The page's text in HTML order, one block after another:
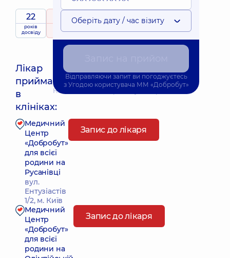
22
років
досвіду
5 / 5
на підставі
314 відгуків
дітей
Лікар
приймає
в
клініках:
Найближчий час прийому: Завтра о 10:00
Медичний
Центр
«Добробут»
для всієї
родини на
Русанівці
вул.
Ентузіастів
1/2, м. Київ
Запис до лікаря
Медичний
Центр
«Добробут»
для всієї
родини на
Запис до лікаря
Оберіть дату / час візиту
Відправляючи запит ви погоджуєтесь
з Угодою користувача ММ «Добробут»